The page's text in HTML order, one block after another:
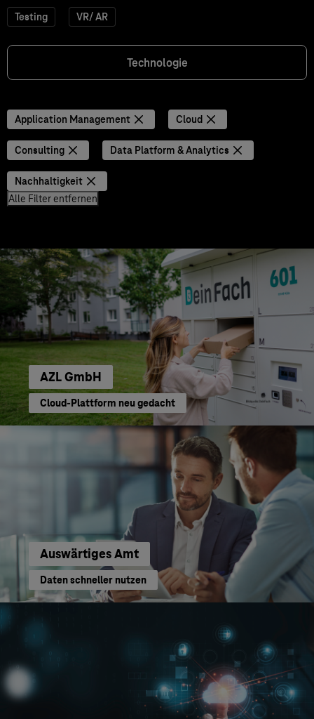
Testing VR/ AR
Technologie
Application Management Cloud
Consulting Data Platform & Analytics
Nachhaltigkeit
Alle Filter entfernen
AZL GmbH
Cloud-Plattform neu gedacht
Auswärtiges Amt
Daten schneller nutzen